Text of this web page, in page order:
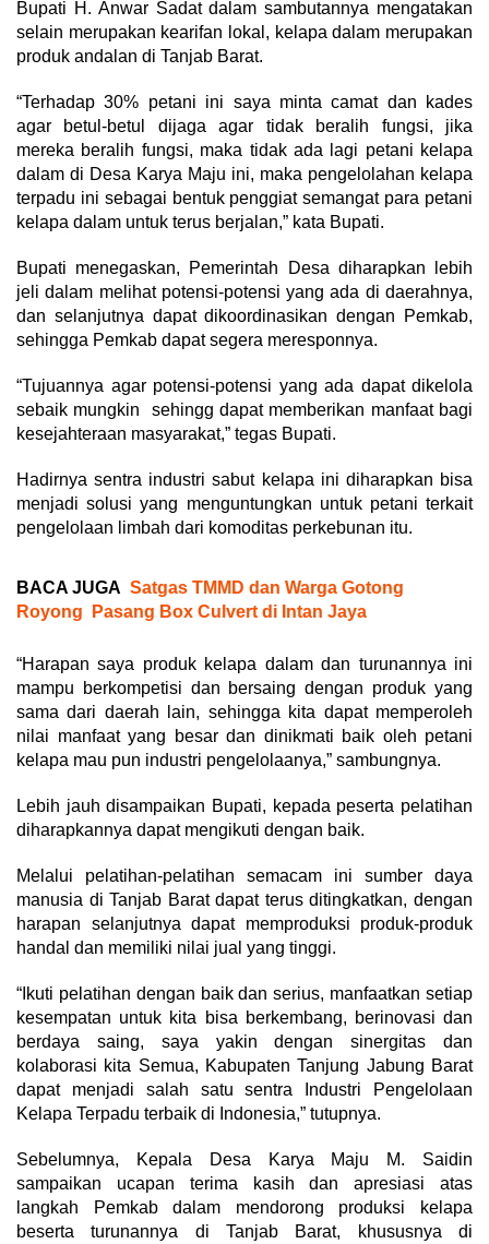
Bupati H. Anwar Sadat dalam sambutannya mengatakan
selain merupakan kearifan lokal, kelapa dalam merupakan
produk andalan di Tanjab Barat.
“Terhadap 30% petani ini saya minta camat dan kades
agar betul-betul dijaga agar tidak beralih fungsi, jika
mereka beralih fungsi, maka tidak ada lagi petani kelapa
dalam di Desa Karya Maju ini, maka pengelolahan kelapa
terpadu ini sebagai bentuk penggiat semangat para petani
kelapa dalam untuk terus berjalan,” kata Bupati.
Bupati menegaskan, Pemerintah Desa diharapkan lebih
jeli dalam melihat potensi-potensi yang ada di daerahnya,
dan selanjutnya dapat dikoordinasikan dengan Pemkab,
sehingga Pemkab dapat segera meresponnya.
“Tujuannya agar potensi-potensi yang ada dapat dikelola
sebaik mungkin sehingg dapat memberikan manfaat bagi
kesejahteraan masyarakat,” tegas Bupati.
Hadirnya sentra industri sabut kelapa ini diharapkan bisa
menjadi solusi yang menguntungkan untuk petani terkait
pengelolaan limbah dari komoditas perkebunan itu.
BACA JUGA Satgas TMMD dan Warga Gotong
Royong Pasang Box Culvert di Intan Jaya
“Harapan saya produk kelapa dalam dan turunannya ini
mampu berkompetisi dan bersaing dengan produk yang
sama dari daerah lain, sehingga kita dapat memperoleh
nilai manfaat yang besar dan dinikmati baik oleh petani
kelapa mau pun industri pengelolaanya,” sambungnya.
Lebih jauh disampaikan Bupati, kepada peserta pelatihan
diharapkannya dapat mengikuti dengan baik.
Melalui pelatihan-pelatihan semacam ini sumber daya
manusia di Tanjab Barat dapat terus ditingkatkan, dengan
harapan selanjutnya dapat memproduksi produk-produk
handal dan memiliki nilai jual yang tinggi.
“Ikuti pelatihan dengan baik dan serius, manfaatkan setiap
kesempatan untuk kita bisa berkembang, berinovasi dan
berdaya saing, saya yakin dengan sinergitas dan
kolaborasi kita Semua, Kabupaten Tanjung Jabung Barat
dapat menjadi salah satu sentra Industri Pengelolaan
Kelapa Terpadu terbaik di Indonesia,” tutupnya.
Sebelumnya, Kepala Desa Karya Maju M. Saidin
sampaikan ucapan terima kasih dan apresiasi atas
langkah Pemkab dalam mendorong produksi kelapa
beserta turunannya di Tanjab Barat, khususnya di